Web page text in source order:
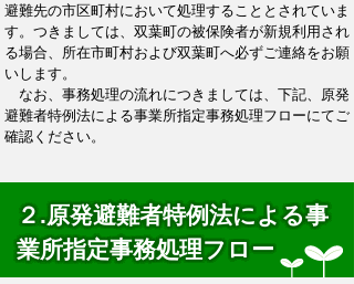
避難先の市区町村において処理することとされていま
す。つきましては、双葉町の被保険者が新規利用され
る場合、所在市町村および双葉町へ必ずご連絡をお願
いします。
なお、事務処理の流れにつきましては、下記、原発
避難者特例法による事業所指定事務処理フローにてご
確認ください。
２.原発避難者特例法による事
業所指定事務処理フロー